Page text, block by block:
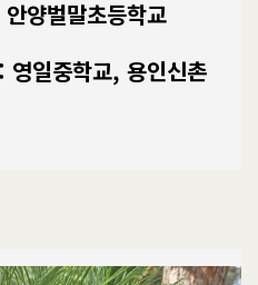
양벌말초등학교
영일중학교, 용인신촌